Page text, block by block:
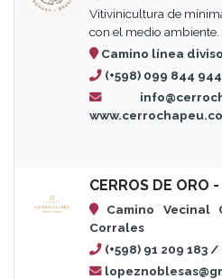
Vitivinicultura de
con el medio ambiente.
Camino línea
(+598) 099 844 944
CERROS DE ORO
Camino Vecinal
Corrales
(+598) 91 209 183 /